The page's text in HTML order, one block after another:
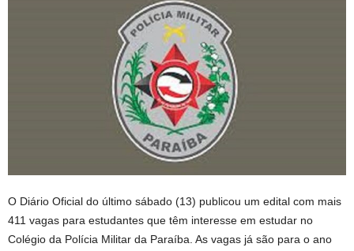
O Diário Oficial do último sábado (13) publicou um edital com mais
411 vagas para estudantes que têm interesse em estudar no
Colégio da Polícia Militar da Paraíba. As vagas já são para o ano